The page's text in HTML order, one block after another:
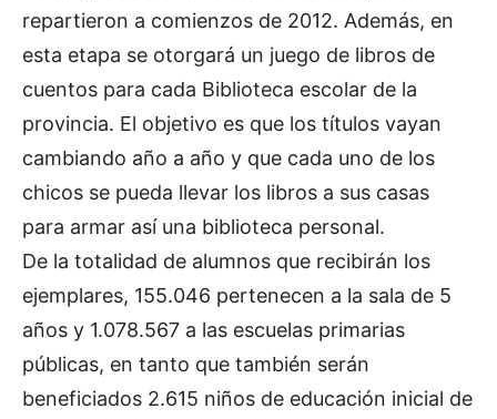
repartieron a comienzos de 2012. Además, en
esta etapa se otorgará un juego de libros de
cuentos para cada Biblioteca escolar de la
provincia. El objetivo es que los títulos vayan
cambiando año a año y que cada uno de los
chicos se pueda llevar los libros a sus casas
para armar así una biblioteca personal.
De la totalidad de alumnos que recibirán los
ejemplares, 155.046 pertenecen a la sala de 5
años y 1.078.567 a las escuelas primarias
públicas, en tanto que también serán
beneficiados 2.615 niños de educación inicial de